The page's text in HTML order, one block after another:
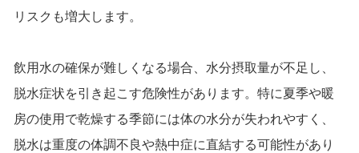
リスクも増大します。
飲用水の確保が難しくなる場合、水分摂取量が不足し、
脱水症状を引き起こす危険性があります。特に夏季や暖
房の使用で乾燥する季節には体の水分が失われやすく、
脱水は重度の体調不良や熱中症に直結する可能性があり